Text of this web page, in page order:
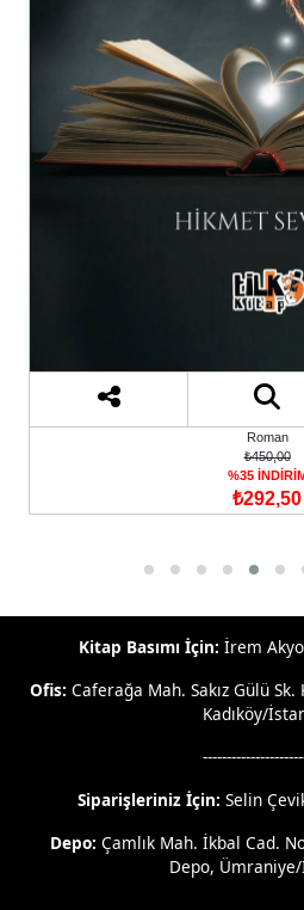
Roman
₺450,00
%35
₺292,50
Kitap Basımı İçin: İrem
Ofis: Caferağa Mah. Sakız Gülü
Kadıköy/
Siparişleriniz İçin: Selin
Depo: Çamlık Mah. İkbal Cad.
Depo,